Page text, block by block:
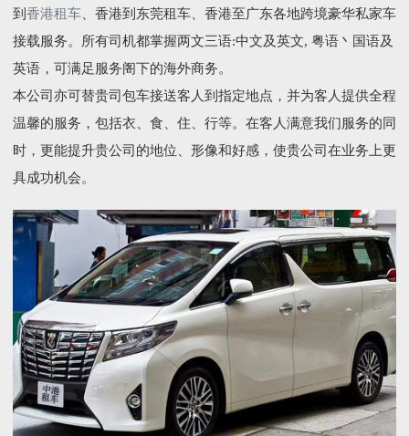
到 香港租车、香港到东莞租车、香港至广东各地跨境豪华私家车
接载服务。所有司机都掌握两文三语:中文及英文, 粤语丶国语及
英语，可满足服务阁下的海外商务。
本公司亦可替贵司包车接送客人到指定地点，并为客人提供全程
温馨的服务，包括衣、食、住、行等。在客人满意我们服务的同
时，更能提升贵公司的地位、形像和好感，使贵公司在业务上更
具成功机会。